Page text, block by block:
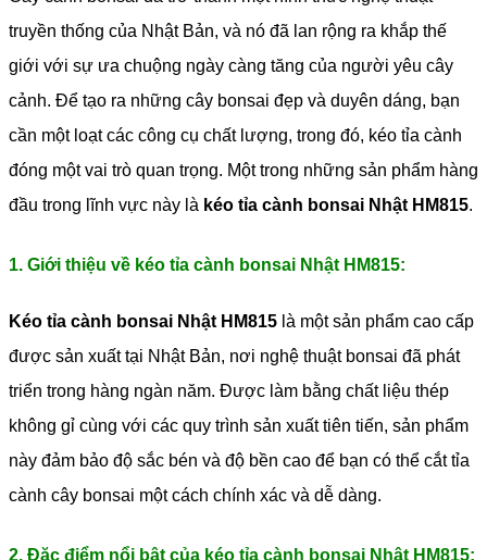
truyền thống của Nhật Bản, và nó đã lan rộng ra khắp thế
giới với sự ưa chuộng ngày càng tăng của người yêu cây
cảnh. Để tạo ra những cây bonsai đẹp và duyên dáng, bạn
cần một loạt các công cụ chất lượng, trong đó, kéo tỉa cành
đóng một vai trò quan trọng. Một trong những sản phẩm hàng
đầu trong lĩnh vực này là kéo tỉa cành bonsai Nhật HM815.
1. Giới thiệu về kéo tỉa cành bonsai Nhật HM815:
Kéo tỉa cành bonsai Nhật HM815 là một sản phẩm cao cấp
được sản xuất tại Nhật Bản, nơi nghệ thuật bonsai đã phát
triển trong hàng ngàn năm. Được làm bằng chất liệu thép
không gỉ cùng với các quy trình sản xuất tiên tiến, sản phẩm
này đảm bảo độ sắc bén và độ bền cao để bạn có thể cắt tỉa
cành cây bonsai một cách chính xác và dễ dàng.
2. Đặc điểm nổi bật của kéo tỉa cành bonsai Nhật HM815: